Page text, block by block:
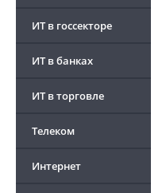
ИТ в госсекторе
ИТ в банках
ИТ в торговле
Телеком
Интернет